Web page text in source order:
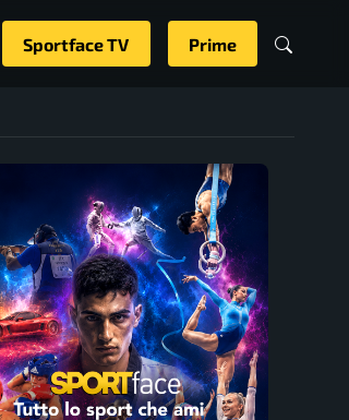
Sportface TV Prime